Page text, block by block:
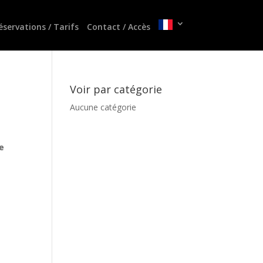
/ Tarifs Contact / Accès
Voir par catégorie
Aucune catégorie